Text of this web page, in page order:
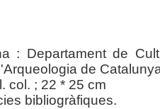
: Departament de
de
col. ; 22 * 25 cm
bibliogràfiques.